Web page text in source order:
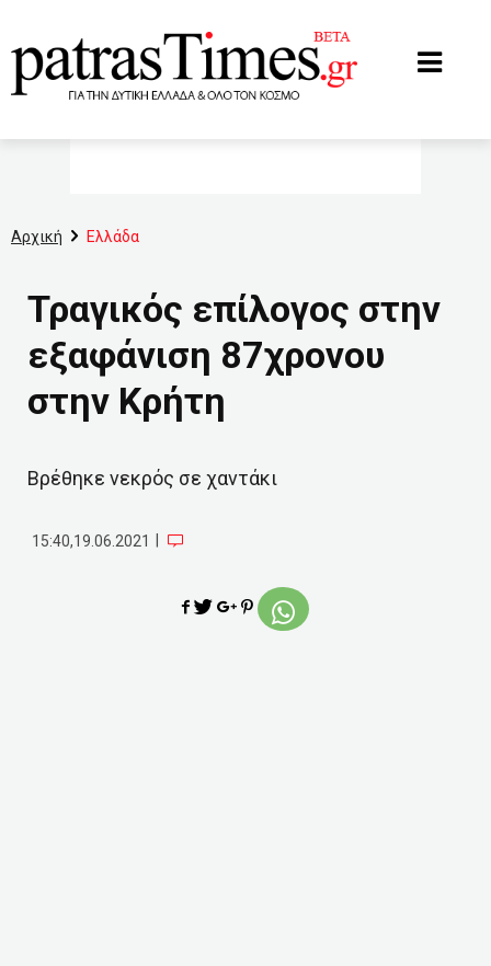
Αρχική Ελλάδα
Τραγικός επίλογος στην
εξαφάνιση 87χρονου
στην Κρήτη
Βρέθηκε νεκρός σε χαντάκι
15:40,19.06.2021